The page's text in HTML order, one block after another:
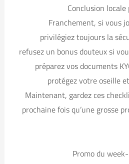
Conclusion
Franchement, si vous
privilégiez toujours la
refusez un bonus douteux si
préparez vos documents
protégez votre oseille
Maintenant, gardez ces
prochaine fois qu’une grosse